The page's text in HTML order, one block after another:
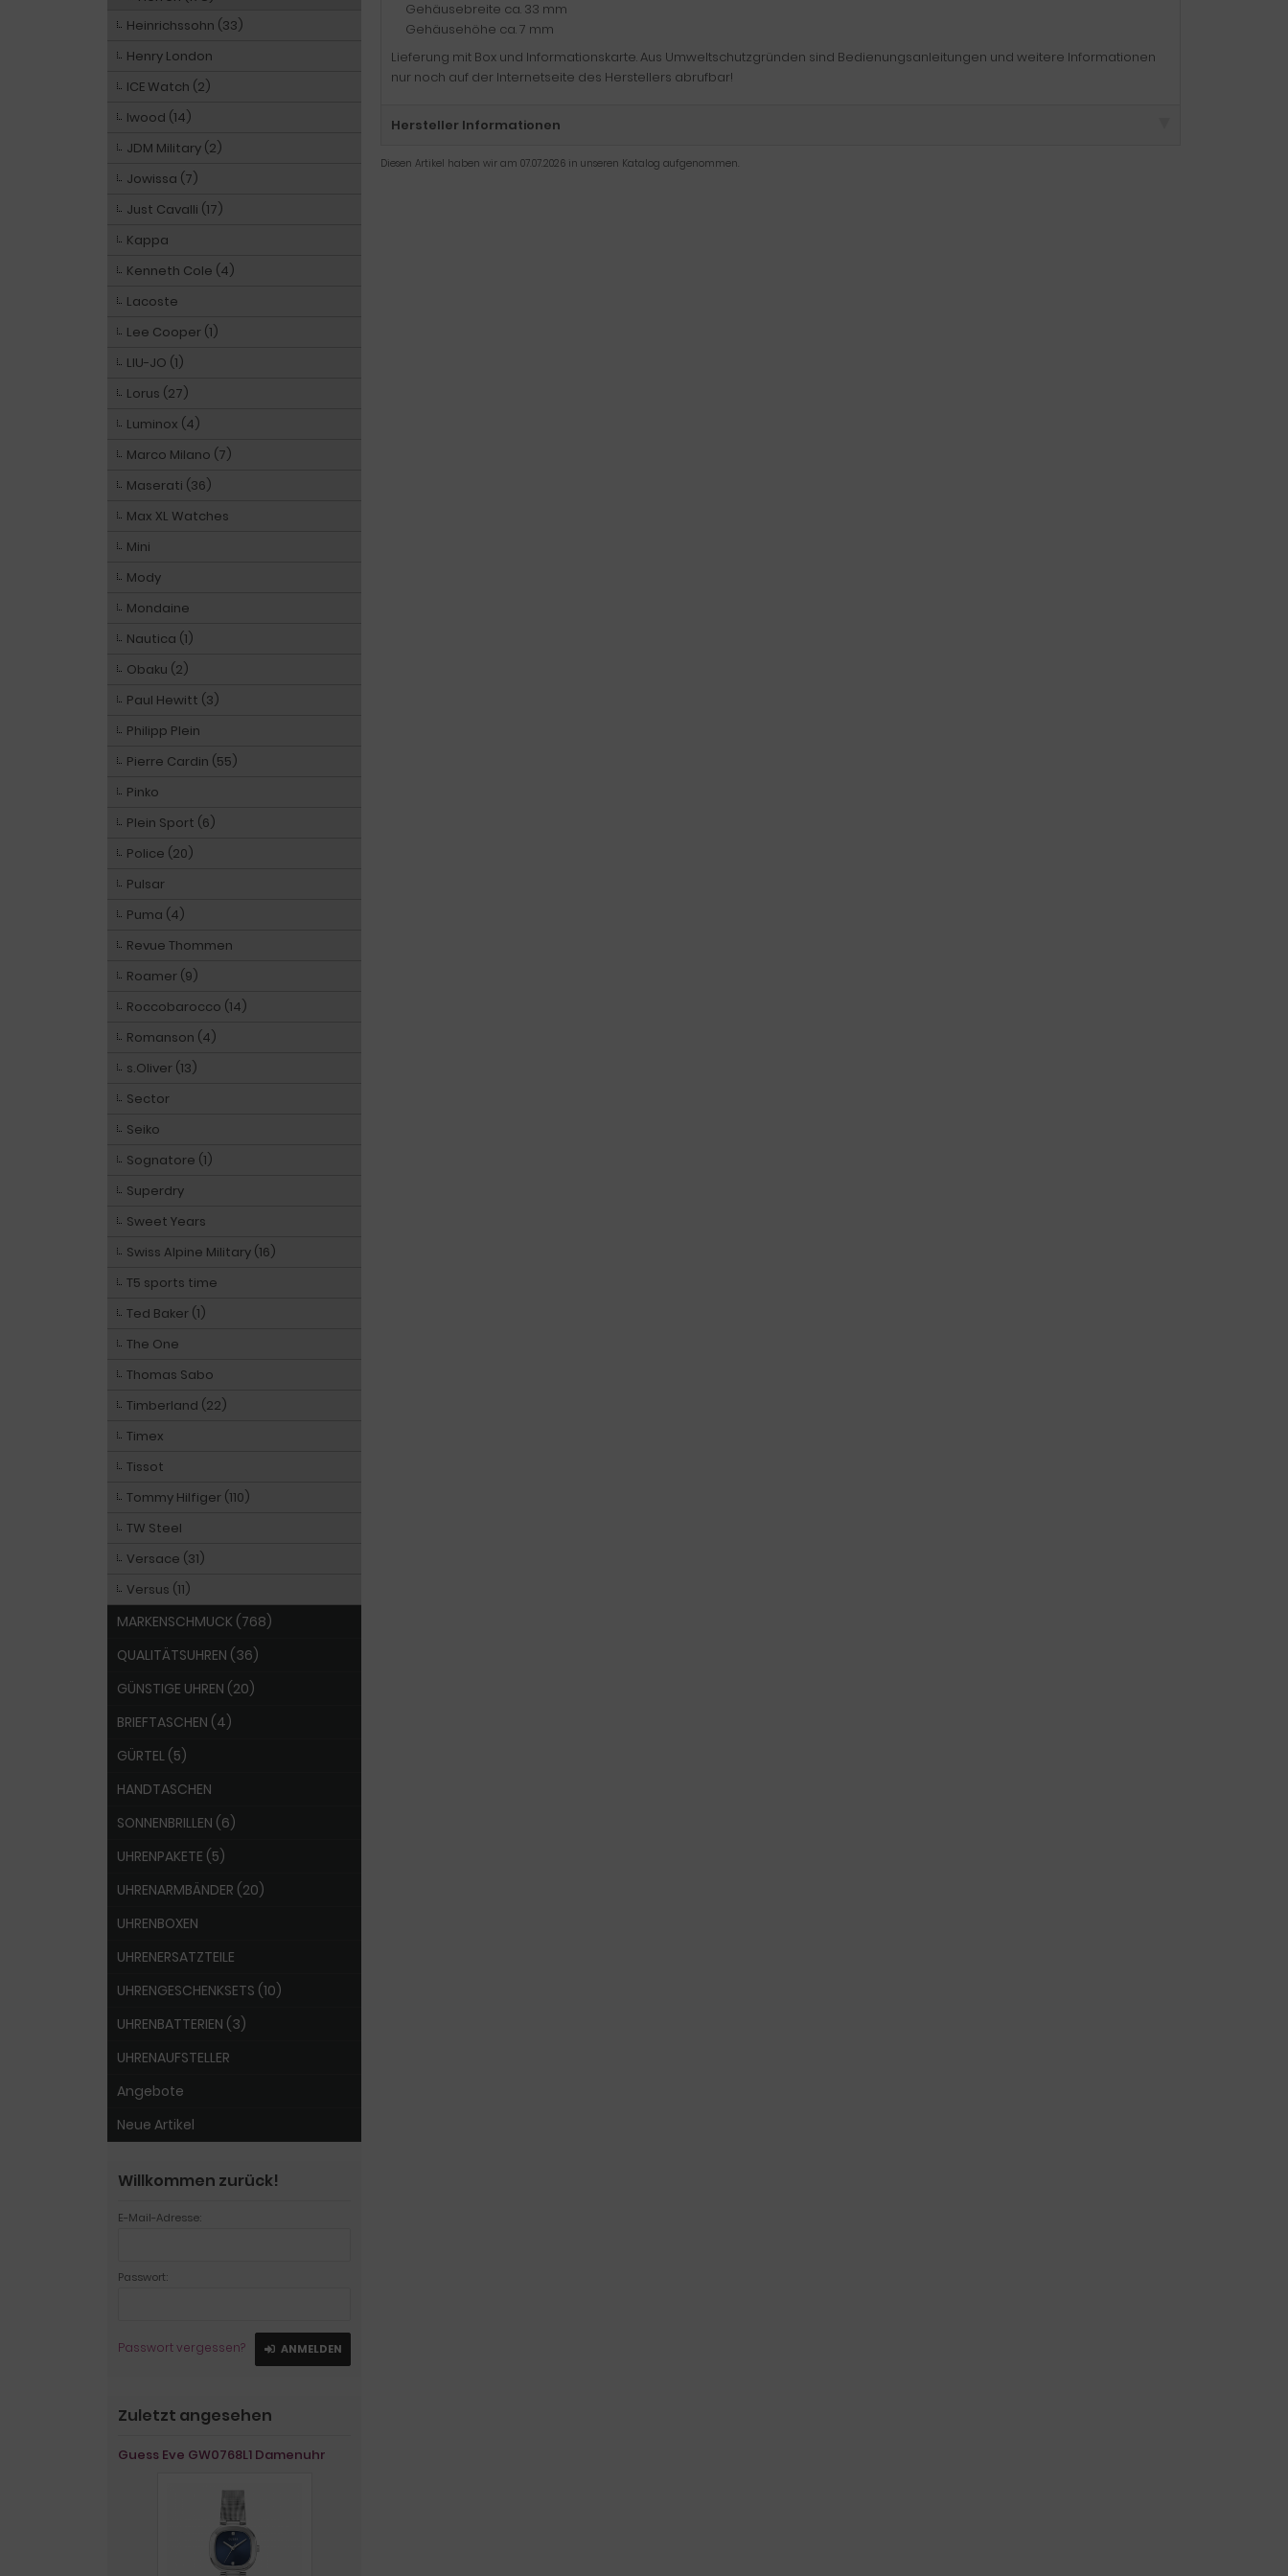
Gehäusebreite ca. 33 mm
Gehäusehöhe ca. 7 mm
Lieferung mit Box und Informationskarte. Aus Umweltschutzgründen sind Bedienungsanleitungen und weitere Informationen
nur noch auf der Internetseite des Herstellers abrufbar!
Hersteller Informationen
Diesen Artikel haben wir am 07.07.2026 in unseren Katalog aufgenommen.
Heinrichssohn (33)
Henry London
ICE Watch (2)
Iwood (14)
JDM Military (2)
Jowissa (7)
Just Cavalli (17)
Kappa
Kenneth Cole (4)
Lacoste
Lee Cooper (1)
LIU-JO (1)
Lorus (27)
Luminox (4)
Marco Milano (7)
Maserati (36)
Max XL Watches
Mini
Mody
Mondaine
Nautica (1)
Obaku (2)
Paul Hewitt (3)
Philipp Plein
Pierre Cardin (55)
Pinko
Plein Sport (6)
Police (20)
Pulsar
Puma (4)
Revue Thommen
Roamer (9)
Roccobarocco (14)
Romanson (4)
s.Oliver (13)
Sector
Seiko
Sognatore (1)
Superdry
Sweet Years
Swiss Alpine Military (16)
T5 sports time
Ted Baker (1)
The One
Thomas Sabo
Timberland (22)
Timex
Tissot
Tommy Hilfiger (110)
TW Steel
Versace (31)
Versus (11)
MARKENSCHMUCK (768)
QUALITÄTSUHREN (36)
GÜNSTIGE UHREN (20)
BRIEFTASCHEN (4)
GÜRTEL (5)
HANDTASCHEN
SONNENBRILLEN (6)
UHRENPAKETE (5)
UHRENARMBÄNDER (20)
UHRENBOXEN
UHRENERSATZTEILE
UHRENGESCHENKSETS (10)
UHRENBATTERIEN (3)
UHRENAUFSTELLER
Angebote
Neue Artikel
Willkommen zurück!
E-Mail-Adresse:
Passwort:
Passwort vergessen? ANMELDEN
Zuletzt angesehen
Guess Eve GW0768L1 Damenuhr